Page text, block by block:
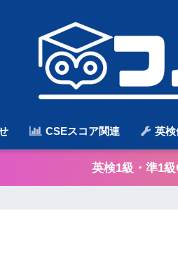
CSEスコア関連 英
英検1級・準1